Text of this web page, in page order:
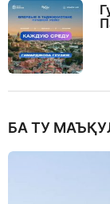
БА ТУ